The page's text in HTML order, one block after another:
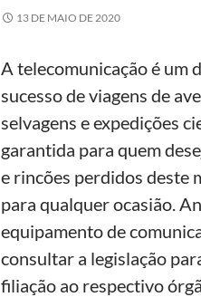
13 DE MAIO DE 2020
A telecomunicação é um
sucesso de viagens de
selvagens e expedições
garantida para quem
e rincões perdidos deste
para qualquer ocasião.
equipamento de
consultar a legislação
filiação ao respectivo